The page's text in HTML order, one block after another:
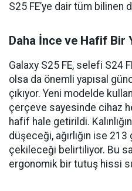
S25 FE’ye dair tüm bilinen
Daha İnce ve Hafif Bir
Galaxy S25 FE, selefi S24
olsa da önemli yapısal
çıkıyor. Yeni modelde
çerçeve sayesinde cihaz
hafif hale getirildi.
düşeceği, ağırlığın ise
çekileceği belirtiliyor. Bu
ergonomik bir tutuş hissi